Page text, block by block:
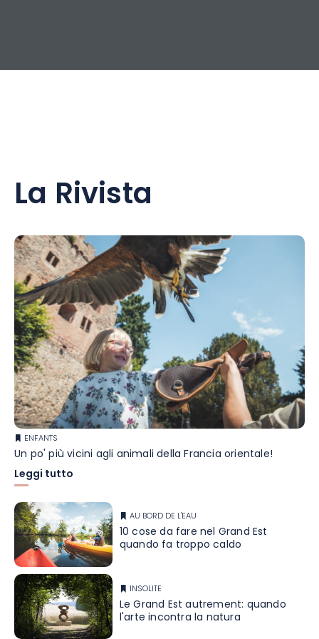
La Rivista
ENFANTS
Un po' più vicini agli animali della Francia orientale!
Leggi tutto
AU BORD DE L'EAU
10 cose da fare nel Grand Est
quando fa troppo caldo
INSOLITE
Le Grand Est autrement: quando
l'arte incontra la natura